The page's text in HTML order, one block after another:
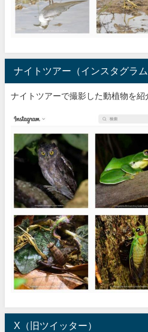
ナイトツアー（インスタグラム
ナイトツアーで撮影した動植物を紹
X（旧ツイッター）